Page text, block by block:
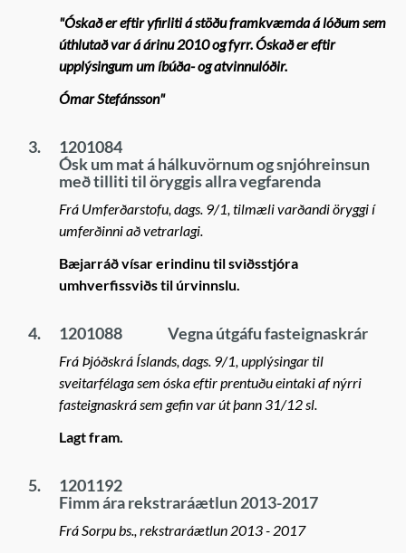
"Óskað er eftir yfirliti á stöðu framkvæmda á lóðum sem
úthlutað var á árinu 2010 og fyrr. Óskað er eftir
upplýsingum um íbúða- og atvinnulóðir.
Ómar Stefánsson"
3.
1201084
Ósk um mat á hálkuvörnum og snjóhreinsun
með tilliti til öryggis allra vegfarenda
Frá Umferðarstofu, dags. 9/1, tilmæli varðandi öryggi í
umferðinni að vetrarlagi.
Bæjarráð vísar erindinu til sviðsstjóra
umhverfissviðs til úrvinnslu.
4. 1201088 Vegna útgáfu fasteignaskrár
Frá Þjóðskrá Íslands, dags. 9/1, upplýsingar til
sveitarfélaga sem óska eftir prentuðu eintaki af nýrri
fasteignaskrá sem gefin var út þann 31/12 sl.
Lagt fram.
5.
1201192
Fimm ára rekstraráætlun 2013-2017
Frá Sorpu bs., rekstraráætlun 2013 - 2017